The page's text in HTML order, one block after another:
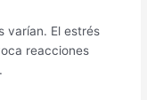
varían. El estrés
reacciones